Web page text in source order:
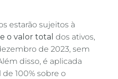
estarão sujeitos à
o valor total dos ativos,
de 2023, sem
disso, é aplicada
100% sobre o